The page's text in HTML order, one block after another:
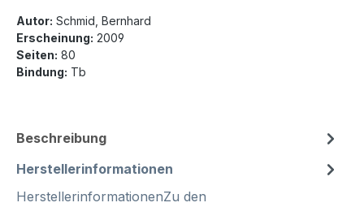
Autor: Schmid, Bernhard
Erscheinung: 2009
Seiten: 80
Bindung: Tb
Beschreibung
Herstellerinformationen
HerstellerinformationenZu den